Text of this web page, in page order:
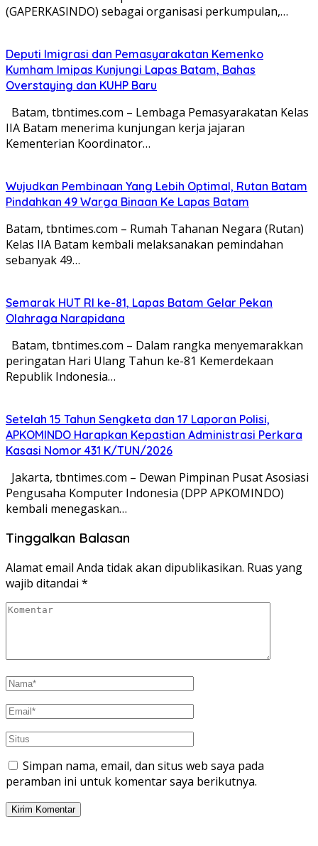
(GAPERKASINDO) sebagai organisasi perkumpulan,…
Deputi Imigrasi dan Pemasyarakatan Kemenko
Kumham Imipas Kunjungi Lapas Batam, Bahas
Overstaying dan KUHP Baru
Batam, tbntimes.com – Lembaga Pemasyarakatan Kelas
IIA Batam menerima kunjungan kerja jajaran
Kementerian Koordinator…
Wujudkan Pembinaan Yang Lebih Optimal, Rutan Batam
Pindahkan 49 Warga Binaan Ke Lapas Batam
Batam, tbntimes.com – Rumah Tahanan Negara (Rutan)
Kelas IIA Batam kembali melaksanakan pemindahan
sebanyak 49…
Semarak HUT RI ke-81, Lapas Batam Gelar Pekan
Olahraga Narapidana
Batam, tbntimes.com – Dalam rangka menyemarakkan
peringatan Hari Ulang Tahun ke-81 Kemerdekaan
Republik Indonesia…
Setelah 15 Tahun Sengketa dan 17 Laporan Polisi,
APKOMINDO Harapkan Kepastian Administrasi Perkara
Kasasi Nomor 431 K/TUN/2026
Jakarta, tbntimes.com – Dewan Pimpinan Pusat Asosiasi
Pengusaha Komputer Indonesia (DPP APKOMINDO)
kembali menegaskan…
Tinggalkan Balasan
Alamat email Anda tidak akan dipublikasikan. Ruas yang
wajib ditandai *
Simpan nama, email, dan situs web saya pada
peramban ini untuk komentar saya berikutnya.